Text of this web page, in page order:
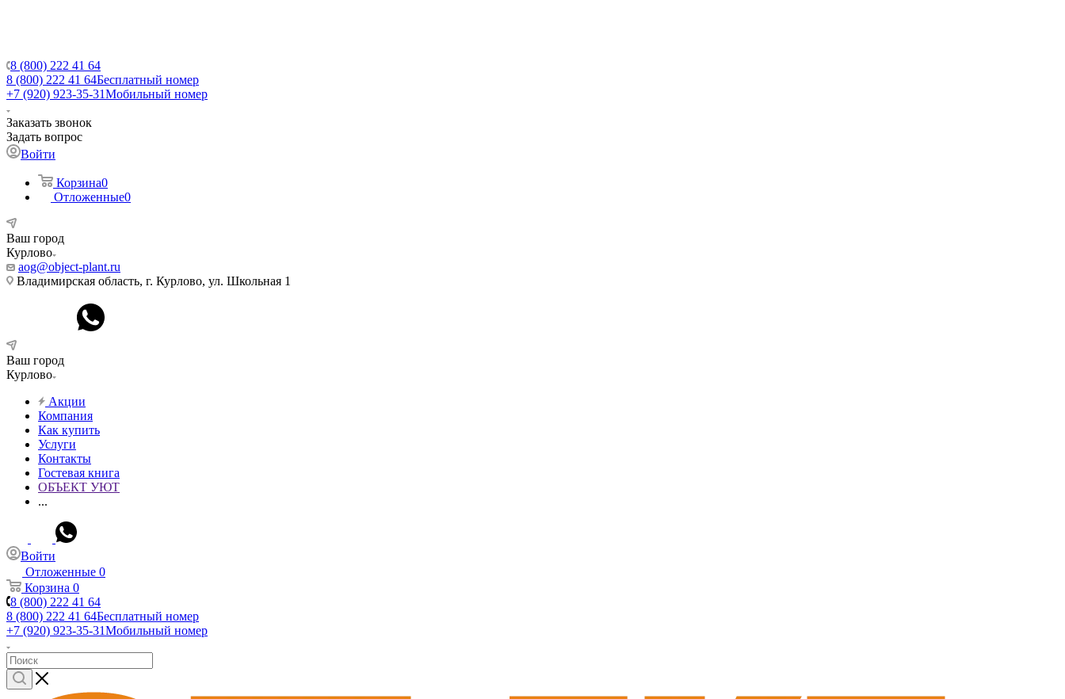
8 (800) 222 41 64
8 (800) 222 41 64Бесплатный номер
+7 (920) 923-35-31Мобильный номер
Заказать звонок
Задать вопрос
Войти
Корзина0
Отложенные0
Ваш город
Курлово
aog@object-plant.ru
Владимирская область, г. Курлово, ул. Школьная 1
Ваш город
Курлово
Акции
Компания
Как купить
Услуги
Контакты
Гостевая книга
ОБЪЕКТ УЮТ
...
Войти
Отложенные 0
Корзина 0
8 (800) 222 41 64
8 (800) 222 41 64Бесплатный номер
+7 (920) 923-35-31Мобильный номер